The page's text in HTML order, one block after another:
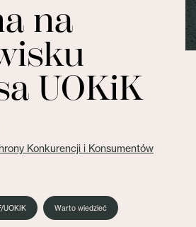
na
UOKiK
Konkurencji i Konsumentów
UOKIK Warto wiedzieć